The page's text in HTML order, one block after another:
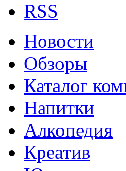
RSS
Новости
Обзоры
Каталог
Напитки
Алкопедия
Креатив